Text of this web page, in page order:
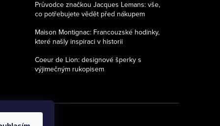
Průvodce značkou Jacques Lemans: vše,
co potřebujete vědět před nákupem
Maison Montignac: Francouzské hodinky,
které našly inspiraci v historii
Coeur de Lion: designové šperky s
výjimečným rukopisem